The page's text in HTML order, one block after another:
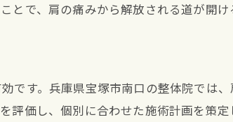
とで、肩の痛みから解放される道が開け
です。兵庫県宝塚市南口の整体院では
評価し、個別に合わせた施術計画を策